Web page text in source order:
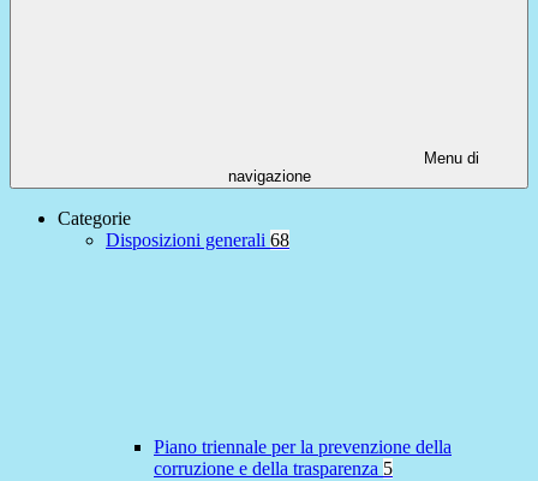
Menu di
navigazione
Categorie
Disposizioni generali 68
Piano triennale per la prevenzione della
corruzione e della trasparenza 5